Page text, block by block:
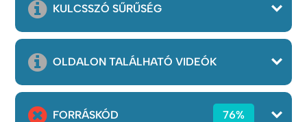
KULCSSZÓ SŰRŰSÉG
OLDALON TALÁLHATÓ VIDEÓK
FORRÁSKÓD 76%